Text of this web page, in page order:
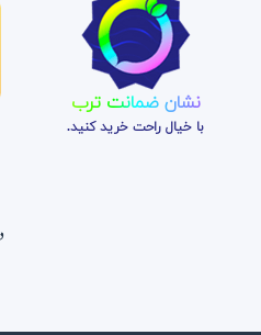
نشان ضمانت ترب
با خیال راحت خرید کنید.